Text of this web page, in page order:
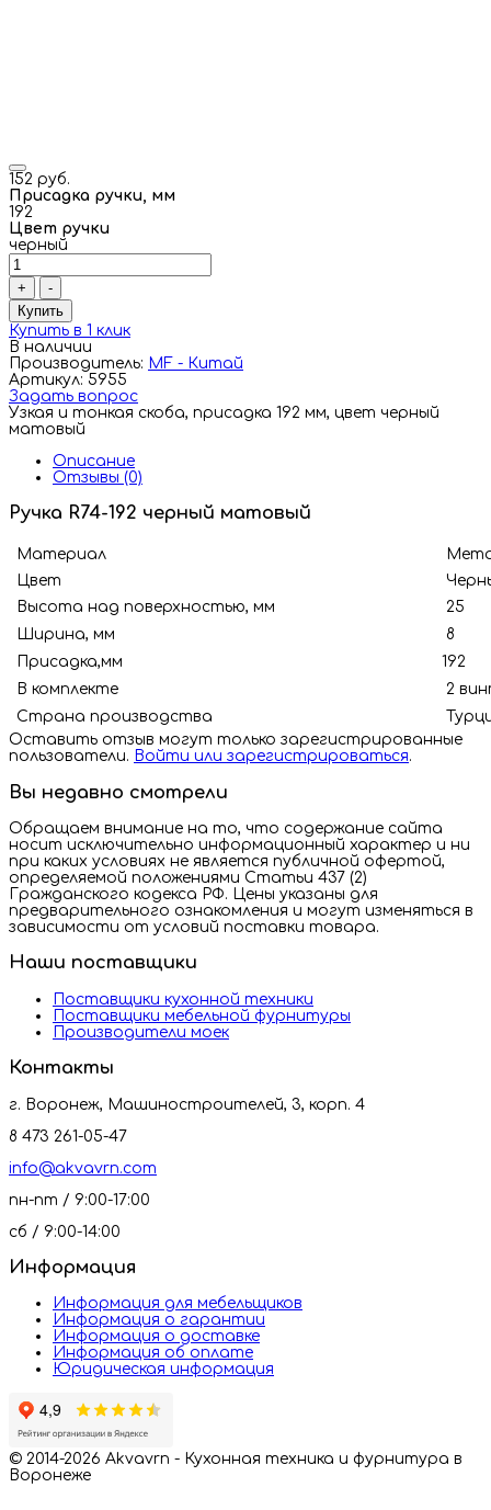
152 руб.
Присадка ручки, мм
192
Цвет ручки
черный
+
-
Купить
Купить в 1 клик
В наличии
Производитель: MF - Китай
Артикул: 5955
Задать вопрос
Узкая и тонкая скоба, присадка 192 мм, цвет черный
матовый
Описание
Отзывы (0)
Ручка R74-192 черный матовый
Материал
Цвет
Высота над поверхностью, мм
25
Ширина, мм
8
Присадка,мм
192
В комплекте
2
Страна производства
Оставить отзыв могут только зарегистрированные
пользователи. Войти или зарегистрироваться.
Вы недавно смотрели
Обращаем внимание на то, что содержание сайта
носит исключительно информационный характер и ни
при каких условиях не является публичной офертой,
определяемой положениями Статьи 437 (2)
Гражданского кодекса РФ. Цены указаны для
предварительного ознакомления и могут изменяться в
зависимости от условий поставки товара.
Наши поставщики
Поставщики кухонной техники
Поставщики мебельной фурнитуры
Производители моек
Контакты
г. Воронеж, Машиностроителей, 3, корп. 4
8 473 261-05-47
info@akvavrn.com
пн-пт / 9:00-17:00
сб / 9:00-14:00
Информация
Информация для мебельщиков
Информация о гарантии
Информация о доставке
Информация об оплате
Юридическая информация
© 2014-2026 Akvavrn - Кухонная техника и фурнитура в
Воронеже